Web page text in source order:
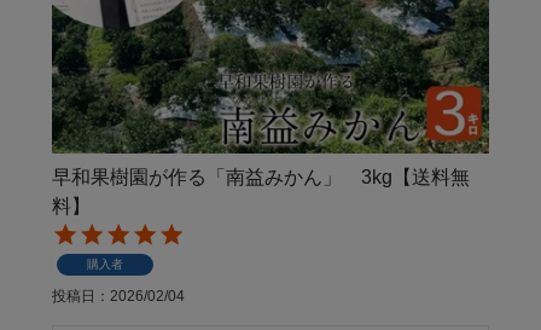
早和果樹園が作る「南益みかん」 3kg【送料無
料】
購入者
投稿日 2026/02/04